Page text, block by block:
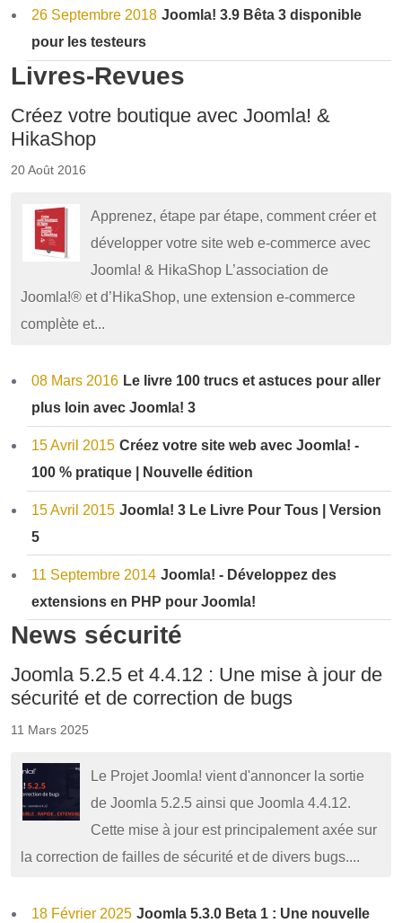
26 Septembre 2018 Joomla! 3.9 Bêta 3 disponible
pour les testeurs
Livres-Revues
Créez votre boutique avec Joomla! &
HikaShop
20 Août 2016
Apprenez, étape par étape, comment créer et
développer votre site web e-commerce avec
Joomla! & HikaShop L’association de
Joomla!® et d’HikaShop, une extension e-commerce
complète et...
08 Mars 2016 Le livre 100 trucs et astuces pour aller
plus loin avec Joomla! 3
15 Avril 2015 Créez votre site web avec Joomla! -
100 % pratique | Nouvelle édition
15 Avril 2015 Joomla! 3 Le Livre Pour Tous | Version
5
11 Septembre 2014 Joomla! - Développez des
extensions en PHP pour Joomla!
News sécurité
Joomla 5.2.5 et 4.4.12 : Une mise à jour de
sécurité et de correction de bugs
11 Mars 2025
Le Projet Joomla! vient d'annoncer la sortie
de Joomla 5.2.5 ainsi que Joomla 4.4.12.
Cette mise à jour est principalement axée sur
la correction de failles de sécurité et de divers bugs....
18 Février 2025 Joomla 5.3.0 Beta 1 : Une nouvelle